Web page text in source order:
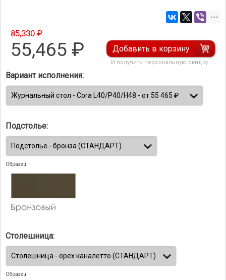
85,330 ₽
55,465 ₽ Добавить в корзину
И получить персональную скидку
Вариант исполнения:
Подстолье:
Образец
Столешница:
Образец